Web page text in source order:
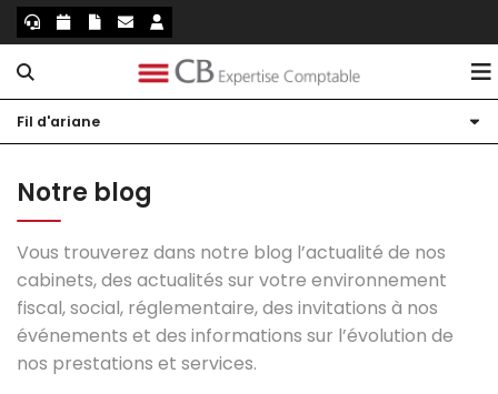
Notre cabinet
Nos bureaux
Mon équipe
Compta TPE
Création d'entreprise
Libéraux
Patrimoine
Actualités
Actualités
M'informer sur mon secteur
Échéanciers
Blog
Fil d'ariane
Notre blog
Vous trouverez dans notre blog l’actualité de nos
cabinets, des actualités sur votre environnement
fiscal, social, réglementaire, des invitations à nos
événements et des informations sur l’évolution de
nos prestations et services.